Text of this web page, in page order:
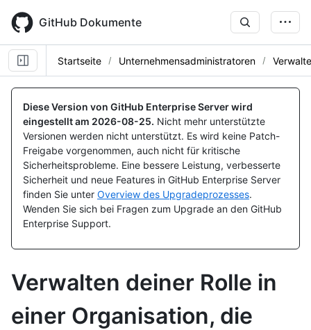
main
content
GitHub Dokumente
Startseite Unternehmensadministratoren
Diese Version von GitHub Enterprise Server wird
eingestellt am 2026-08-25. Nicht mehr unterstützte
Versionen werden nicht unterstützt. Es wird keine Patch-
Freigabe vorgenommen, auch nicht für kritische
Sicherheitsprobleme. Eine bessere Leistung, verbesserte
Sicherheit und neue Features in GitHub Enterprise Server
finden Sie unter Overview des Upgradeprozesses.
Wenden Sie sich bei Fragen zum Upgrade an den GitHub
Enterprise Support.
Verwalten deiner Rolle in
einer Organisation, die